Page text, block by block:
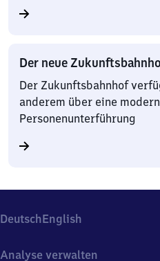
Der neue
Der Zukunftsbahnhof
anderem über eine
Personenunterführung
DeutschEnglish
Analyse verwalten